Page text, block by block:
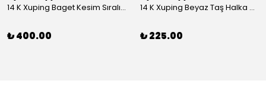
14 K Xuping Baget Kesim Sıralı Bileklik
₺ 400.00
14 K Xuping Beyaz Taş Halka Küpe
₺ 225.00